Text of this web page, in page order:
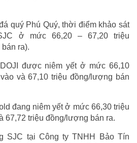
quý Phú Quý, thời điểm khảo sát
ở mức 66,20 – 67,20 triệu
ra).
được niêm yết ở mức 66,10
và 67,10 triệu đồng/lượng bán
đang niêm yết ở mức 66,30 triệu
67,72 triệu đồng/lượng bán ra.
SJC tại Công ty TNHH Bảo Tín